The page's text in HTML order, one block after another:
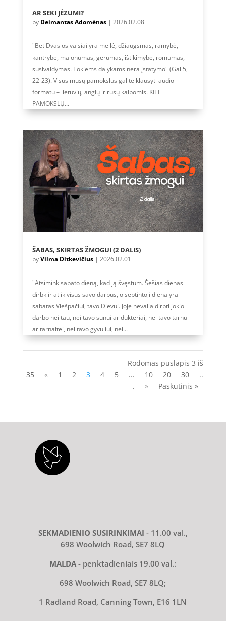
AR SEKI JĖZUMI?
by Deimantas Adomėnas| 2026.02.08
"Bet Dvasios vaisiai yra meilė, džiaugsmas, ramybė,
kantrybė, malonumas, gerumas, ištikimybė, romumas,
susivaldymas. Tokiems dalykams nėra įstatymo" (Gal 5,
22-23). Visus mūsų pamokslus galite klausyti audio
formatu – lietuvių, anglų ir rusų kalbomis. KITI
PAMOKSLŲ...
ŠABAS, SKIRTAS ŽMOGUI (2 DALIS)
byVilma Ditkevičius| 2026.02.01
"Atsimink sabato dieną, kad ją švęstum. Šešias dienas
dirbk ir atlik visus savo darbus, o septintoji diena yra
sabatas Viešpačiui, tavo Dievui. Joje nevalia dirbti jokio
darbo nei tau, nei tavo sūnui ar dukteriai, nei tavo tarnui
ar tarnaitei, nei tavo gyvuliui, nei...
Rodomas puslapis 3 iš
35
« 1 2 3 4 5 ... 10 20 30
..
.
» Paskutinis »
SEKMADIENIO SUSIRINKIMAI - 11.00 val.,
698 Woolwich Road, SE7 8LQ
MALDA- penktadieniais 19.00 val.:
698 Woolwich Road, SE7 8LQ;
1 Radland Road, Canning Town, E16 1LN